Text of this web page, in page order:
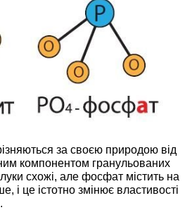
за своєю природою від
компонентом гранульованих
схожі, але фосфат містить на
і це істотно змінює властивості